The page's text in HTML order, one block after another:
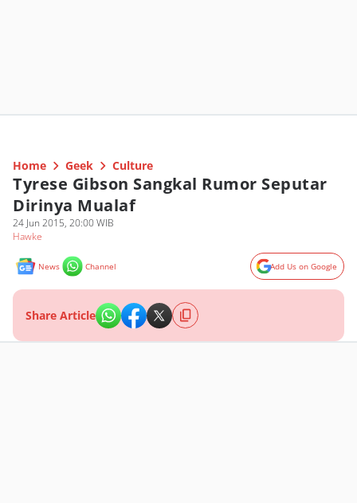
Home Geek Culture
Tyrese Gibson Sangkal Rumor Seputar
Dirinya Mualaf
24 Jun 2015, 20:00 WIB
Hawke
News Channel Add Us on Google
Share Article